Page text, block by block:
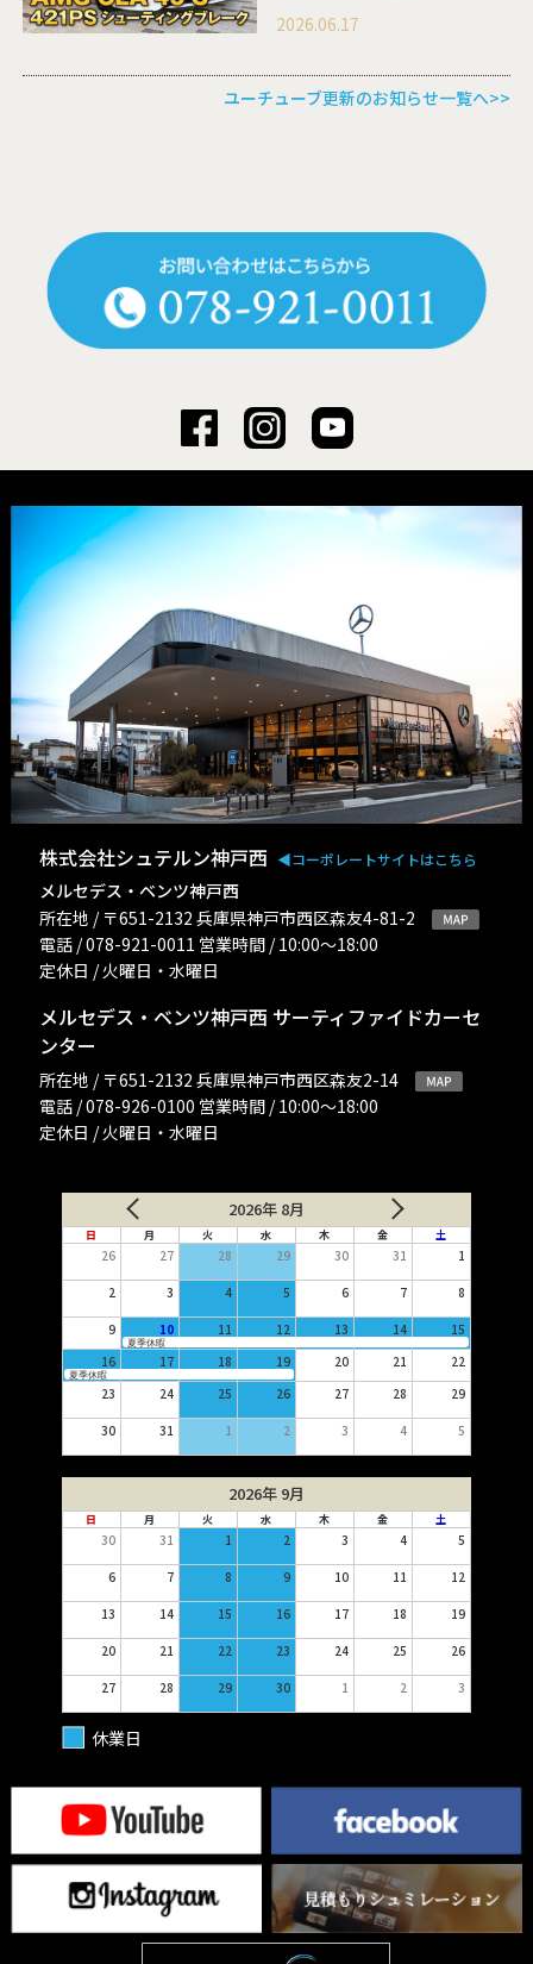
2026.06.17
ユーチューブ更新のお知らせ一覧へ>>
株式会社シュテルン神戸西 ◀︎コーポレートサイトはこちら
メルセデス・ベンツ神戸西
所在地 / 〒651-2132 兵庫県神戸市西区森友4-81-2
電話 / 078-921-0011 営業時間 / 10:00〜18:00
定休日 / 火曜日・水曜日
メルセデス・ベンツ神戸西 サーティファイドカーセ
ンター
所在地 / 〒651-2132 兵庫県神戸市西区森友2-14
電話 / 078-926-0100 営業時間 / 10:00〜18:00
定休日 / 火曜日・水曜日
2026年 8月
日 月 火 水 木 金 土
26 27 28 29 30 31 1
2 3 4 5 6 7 8
9 10 11 12 13 14 15
夏季休暇
16 17 18 19 20 21 22
夏季休暇
23 24 25 26 27 28 29
30 31 1 2 3 4 5
2026年 9月
日 月 火 水 木 金 土
30 31 1 2 3 4 5
6 7 8 9 10 11 12
13 14 15 16 17 18 19
20 21 22 23 24 25 26
27 28 29 30 1 2 3
休業日